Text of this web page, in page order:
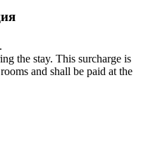
the stay. This surcharge is
and shall be paid at the